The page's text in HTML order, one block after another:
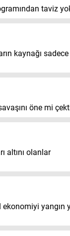
taviz
kaynağı
öne mi
altını olanlar
yangın